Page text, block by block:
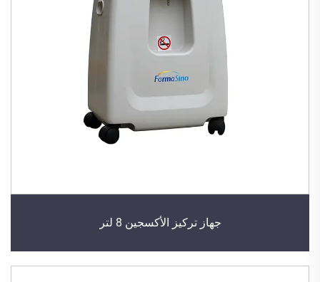
جهاز تركيز الأكسجين 8 لتر